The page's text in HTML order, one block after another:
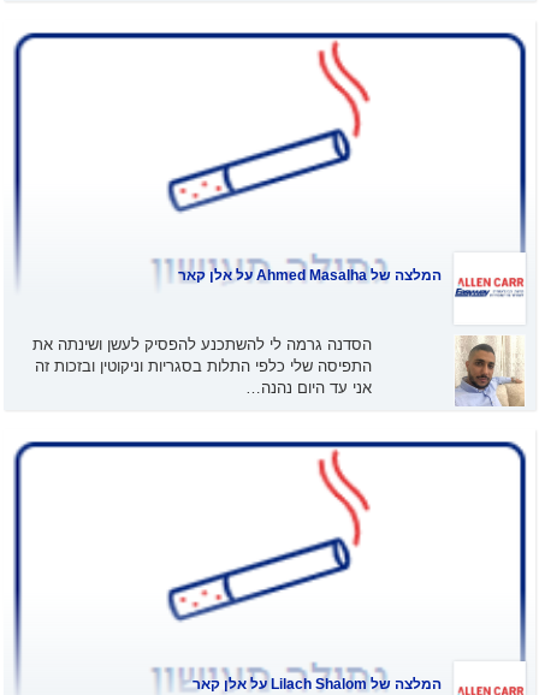
המלצה של על אלן קאר
הסדנה גרמה לי להשתכנע להפסיק לעשן ושינתה את
התפיסה שלי כלפי התלות בסגריות וניקוטין ובזכות זה
אני עד היום נהנה…
המלצה של על אלן קאר